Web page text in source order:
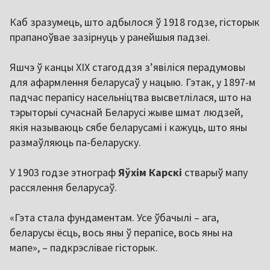
Каб зразумець, што адбылося ў 1918 годзе, гісторык
прапаноўвае зазірнуць у ранейшыя падзеі.
Яшчэ ў канцы ХІХ стагоддзя з’явіліся перадумовы
для афармлення беларусаў у нацыю. Гэтак, у 1897-м
падчас перапісу насельніцтва высветлілася, што на
тэрыторыі сучаснай Беларусі жыве шмат людзей,
якія называюць сябе беларусамі і кажуць, што яны
размаўляюць па-беларуску.
У 1903 годзе этнографЯўхім Карскі стварыў мапу
рассялення беларусаў.
«Гэта стала фундаментам. Усе ўбачылі – ага,
беларусы ёсць, вось яны ў перапісе, вось яны на
мапе», – падкрэслівае гісторык.